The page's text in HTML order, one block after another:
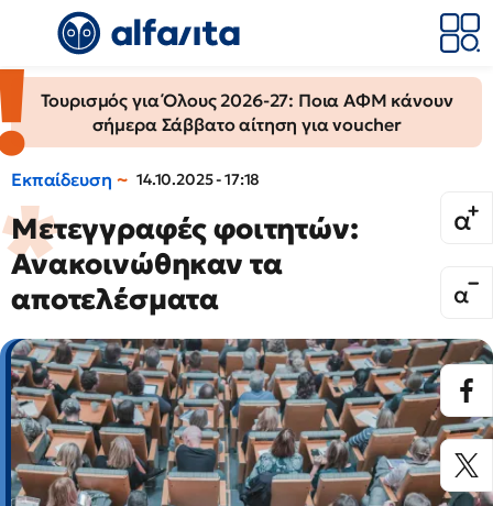
Τουρισμός για Όλους 2026-27: Ποια ΑΦΜ κάνουν
σήμερα Σάββατο αίτηση για voucher
Εκπαίδευση 14.10.2025 - 17:18
Μετεγγραφές φοιτητών:
Ανακοινώθηκαν τα
αποτελέσματα